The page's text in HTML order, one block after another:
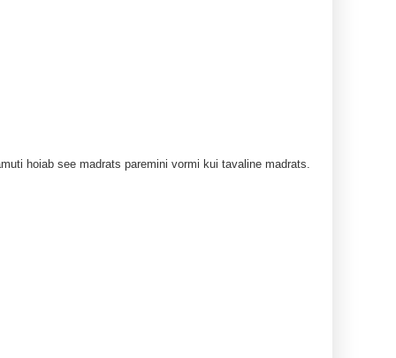
hoiab see madrats paremini vormi kui tavaline madrats.